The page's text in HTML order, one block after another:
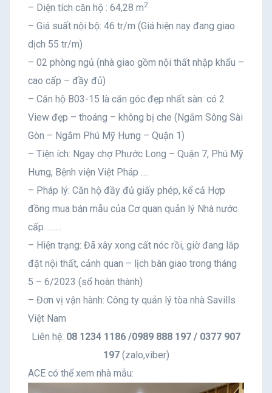
– Diện tích căn hộ : 64,28 m2
– Giá suất nội bộ: 46 tr/m (Giá hiện nay đang giao
dịch 55 tr/m)
– 02 phòng ngủ (nhà giao gồm nội thất nhập khẩu –
cao cấp – đầy đủ)
– Căn hộ B03-15 là căn góc đẹp nhất sàn: có 2
View đẹp – thoáng – không bị che (Ngắm Sông Sài
Gòn – Ngắm Phú Mỹ Hưng – Quận 1)
– Tiện ích: Ngay chợ Phước Long – Quận 7, Phú Mỹ
Hưng, Bệnh viện Việt Pháp ….
– Pháp lý: Căn hộ đầy đủ giấy phép, kể cả Hợp
đồng mua bán mẫu của Cơ quan quản lý Nhà nước
cấp………
– Hiện trạng: Đã xây xong cất nóc rồi, giờ đang lắp
đặt nội thất, cảnh quan – lịch bàn giao trong tháng
5 – 6/2023 (sổ hoàn thành)
– Đơn vị vận hành: Công ty quản lý tòa nhà Savills
Việt Nam
Liên hệ: 08 1234 1186 /0989 888 197 / 0377 907
197(zalo,viber)
ACE có thể xem nhà mẫu: